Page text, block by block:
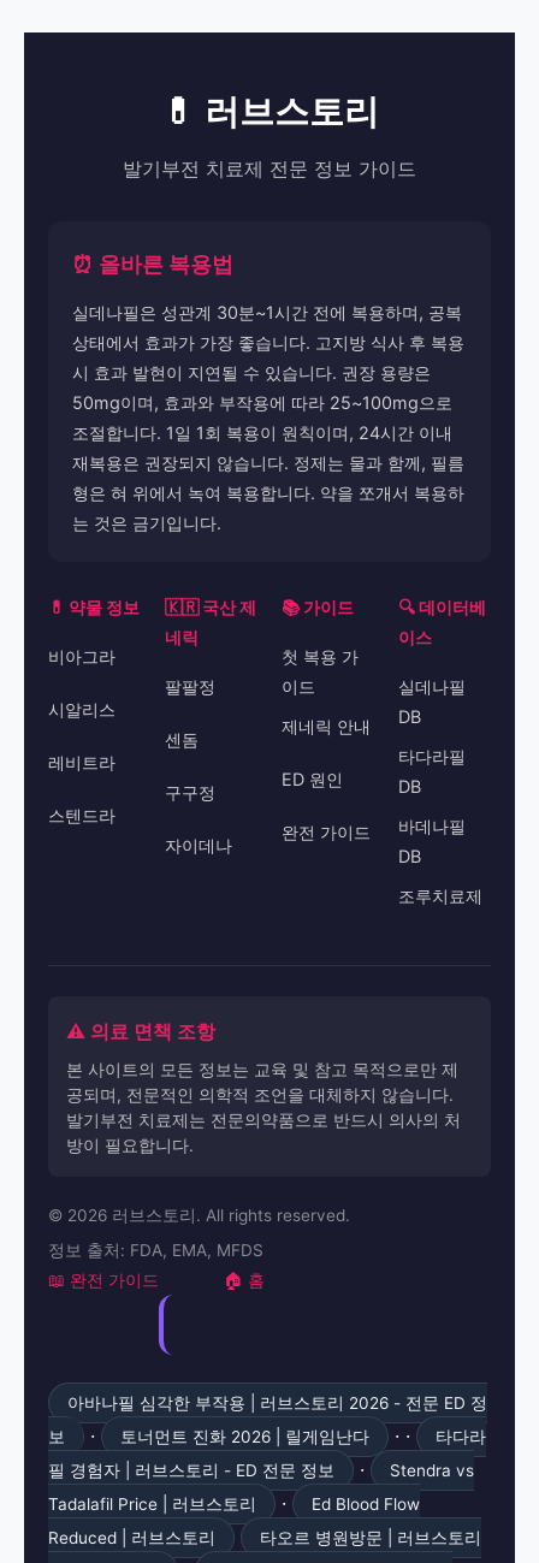
💊 러브스토리
발기부전 치료제 전문 정보 가이드
⏰ 올바른 복용법
실데나필은 성관계 30분~1시간 전에 복용하며, 공복
상태에서 효과가 가장 좋습니다. 고지방 식사 후 복용
시 효과 발현이 지연될 수 있습니다. 권장 용량은
50mg이며, 효과와 부작용에 따라 25~100mg으로
조절합니다. 1일 1회 복용이 원칙이며, 24시간 이내
재복용은 권장되지 않습니다. 정제는 물과 함께, 필름
형은 혀 위에서 녹여 복용합니다. 약을 쪼개서 복용하
는 것은 금기입니다.
💊 약물 정보
비아그라
시알리스
레비트라
스텐드라
🇰🇷 국산 제
네릭
팔팔정
센돔
구구정
자이데나
📚 가이드
첫 복용 가
이드
제네릭 안내
ED 원인
완전 가이드
🔍 데이터베
이스
실데나필
DB
타다라필
DB
바데나필
DB
조루치료제
⚠️ 의료 면책 조항
본 사이트의 모든 정보는 교육 및 참고 목적으로만 제
공되며, 전문적인 의학적 조언을 대체하지 않습니다.
발기부전 치료제는 전문의약품으로 반드시 의사의 처
방이 필요합니다.
© 2026 러브스토리. All rights reserved.
정보 출처: FDA, EMA, MFDS
📖 완전 가이드 🏠 홈
아바나필 심각한 부작용 | 러브스토리 2026 - 전문 ED 정
보
· 토너먼트 진화 2026 | 릴게임난다 · ·
타다라
필 경험자 | 러브스토리 - ED 전문 정보
·
Stendra vs
Tadalafil Price | 러브스토리
·
Ed Blood Flow
Reduced | 러브스토리
타오르 병원방문 | 러브스토리